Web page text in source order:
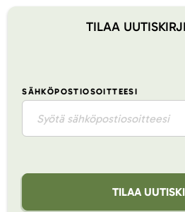
TILAA
SÄHKÖPOSTIOSOITTEESI
TILAA